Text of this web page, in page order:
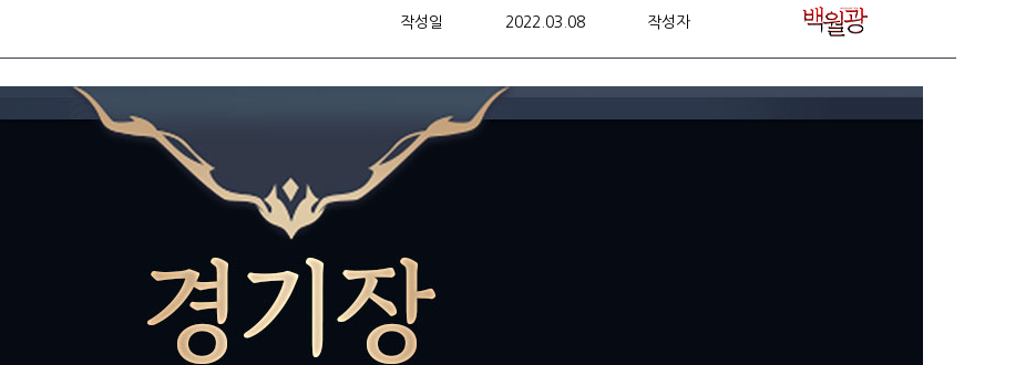
작성일 2022.03.08 작성자